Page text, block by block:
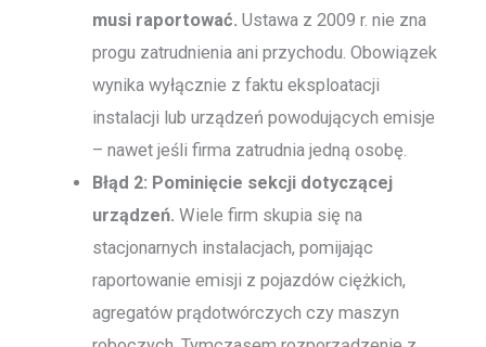
musi raportować. Ustawa z 2009 r. nie zna
progu zatrudnienia ani przychodu. Obowiązek
wynika wyłącznie z faktu eksploatacji
instalacji lub urządzeń powodujących emisje
– nawet jeśli firma zatrudnia jedną osobę.
Błąd 2: Pominięcie sekcji dotyczącej
urządzeń. Wiele firm skupia się na
stacjonarnych instalacjach, pomijając
raportowanie emisji z pojazdów ciężkich,
agregatów prądotwórczych czy maszyn